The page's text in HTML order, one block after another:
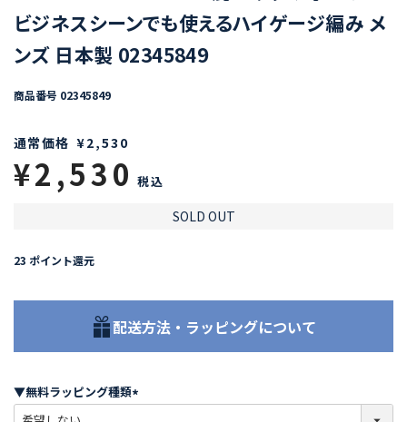
ビジネスシーンでも使えるハイゲージ編み メ
ンズ 日本製 02345849
商品番号 02345849
通常価格 ¥2,530
¥2,530 税込
SOLD OUT
23 ポイント還元
配送方法・ラッピングについて
▼無料ラッピング種類